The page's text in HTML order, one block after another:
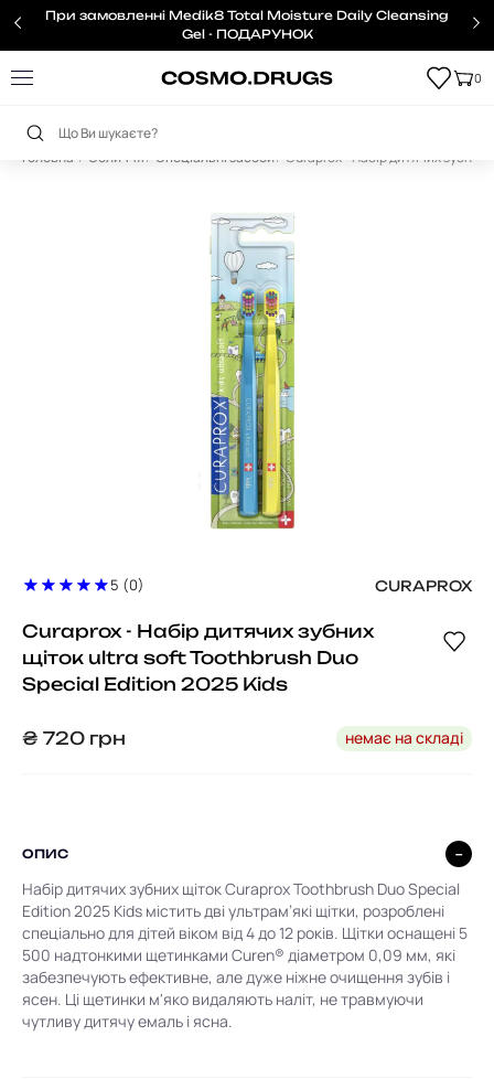
При замовленні Medik8 Total Moisture Daily Cleansing
Gel - ПОДАРУНОК
0
Головна Обличчя Спеціальні засоби Curaprox - Набір дитячих
5 (0) CURAPROX
Curaprox - Набір дитячих зубних
щіток ultra soft Toothbrush Duo
Special Edition 2025 Kids
₴ 720 грн немає на складі
ОПИС
Набір дитячих зубних щіток Curaprox Toothbrush Duo Special
Edition 2025 Kids містить дві ультрам’які щітки, розроблені
спеціально для дітей віком від 4 до 12 років. Щітки оснащені 5
500 надтонкими щетинками Curen® діаметром 0,09 мм, які
забезпечують ефективне, але дуже ніжне очищення зубів і
ясен. Ці щетинки м'яко видаляють наліт, не травмуючи
чутливу дитячу емаль і ясна.